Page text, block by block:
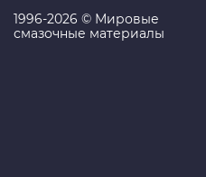
1996-2026 © Мировые
смазочные материалы